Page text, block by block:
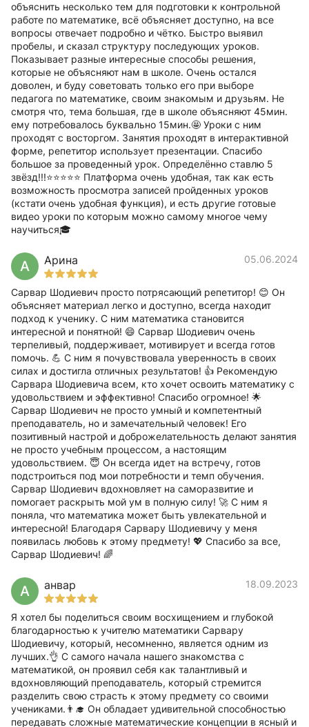
объяснить несколько тем для подготовки к контрольной
работе по математике, всё объясняет доступно, на все
вопросы отвечает подробно и чётко. Быстро выявил
пробелы, и сказал структуру последующих уроков.
Показывает разные интересные способы решения,
которые не объясняют нам в школе. Очень остался
доволен, и буду советовать только его при выборе
педагога по математике, своим знакомым и друзьям. Не
смотря что, тема большая, где в школе объясняют 45мин.
ему потребовалось буквально 15мин.🤩 Уроки с ним
проходят с восторгом. Занятия проходят в интерактивной
форме, репетитор использует презентации. Спасибо
большое за проведенный урок. Определённо ставлю 5
звёзд!!!⭐️⭐️⭐️⭐️⭐️ Платформа очень удобная, так как есть
возможность просмотра записей пройденных уроков
(кстати очень удобная функция), и есть другие готовые
видео уроки по которым можно самому многое чему
научиться🎓
А Арина 05.06.2024
Сарвар Шодиевич просто потрясающий репетитор! 😊 Он
объясняет материал легко и доступно, всегда находит
подход к ученику. С ним математика становится
интересной и понятной! 😄 Сарвар Шодиевич очень
терпеливый, поддерживает, мотивирует и всегда готов
помочь. 💪 С ним я почувствовала уверенность в своих
силах и достигла отличных результатов! 👍 Рекомендую
Сарвара Шодиевича всем, кто хочет освоить математику с
удовольствием и эффективно! Спасибо огромное! 🌟
Сарвар Шодиевич не просто умный и компетентный
преподаватель, но и замечательный человек! Его
позитивный настрой и доброжелательность делают занятия
не просто учебным процессом, а настоящим
удовольствием. 😇 Он всегда идет на встречу, готов
подстроиться под мои потребности и темп обучения.
Сарвар Шодиевич вдохновляет на саморазвитие и
помогает раскрыть мой ум в полную силу! 🚀 С ним я
поняла, что математика может быть увлекательной и
интересной! Благодаря Сарвару Шодиевичу у меня
появилась любовь к этому предмету! 💖 Спасибо за все,
Сарвар Шодиевич! 🌈
А анвар 18.09.2023
Я хотел бы поделиться своим восхищением и глубокой
благодарностью к учителю математики Сарвару
Шодиевичу, который, несомненно, является одним из
лучших.👌 С самого начала нашего знакомства с
математикой, он проявил себя как талантливый и
вдохновляющий преподаватель, который стремится
разделить свою страсть к этому предмету со своими
учениками.👨‍🎓 Он обладает удивительной способностью
передавать сложные математические концепции в ясный и